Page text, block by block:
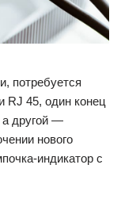
потребуется
RJ 45, один конец
а другой —
нового
индикатор с